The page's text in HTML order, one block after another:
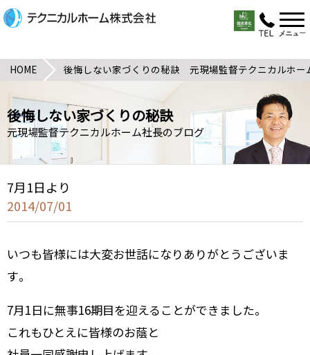
HOME 後悔しない家づくりの秘訣 元現場監督テクニカルホー
後悔しない家づくりの秘訣
元現場監督テクニカルホーム社長のブログ
7月1日より
2014/07/01
いつも皆様には大変お世話になりありがとうございま
す。
7月1日に無事16期目を迎えることができました。
これもひとえに皆様のお蔭と